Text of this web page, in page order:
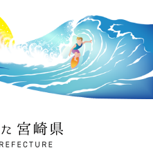
崎県